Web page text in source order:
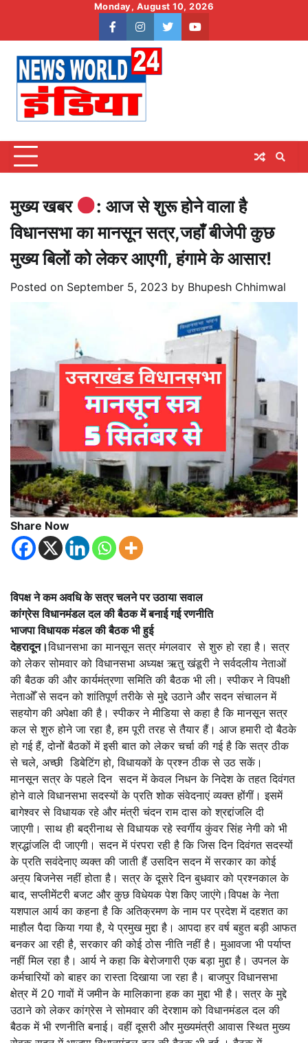
content
Monday, August 10, 2026
facebookinstagram
twitteryoutube
मुख्य खबर
: आज से शुरू होने वाला है
विधानसभा का मानसून सत्र,जहाँ बीजेपी कुछ
मुख्य बिलों को लेकर आएगी, हंगामे के आसार!
Posted on September 5, 2023 by Bhupesh Chhimwal
Share Now
विपक्ष ने कम अवधि के सत्र चलने पर उठाया सवाल
कांग्रेस विधानमंडल दल की बैठक में बनाई गई रणनीति
भाजपा विधायक मंडल की बैठक भी हुई
देहरादून।विधानसभा का मानसून सत्र मंगलवार से शुरु हो रहा है। सत्र
को लेकर सोमवार को विधानसभा अध्यक्ष ऋतु खंडूरी ने सर्वदलीय नेताओं
की बैठक की और कार्यमंत्रणा समिति की बैठक भी ली। स्पीकर ने विपक्षी
नेताओँ से सदन को शांतिपूर्ण तरीके से मुद्दे उठाने और सदन संचालन में
सहयोग की अपेक्षा की है। स्पीकर ने मीडिया से कहा है कि मानसून सत्र
कल से शुरु होने जा रहा है, हम पूरी तरह से तैयार हैं। आज हमारी दो बैठके
हो गई हैं, दोनोें बैठकों में इसी बात को लेकर चर्चा की गई है कि सत्र ठीक
से चले, अच्छी डिबेटिंग हो, विधायकों के प्रश्न ठीक से उठ सकें।
मानसून सत्र के पहले दिन सदन में केवल निधन के निदेश के तहत दिवंगत
होने वाले विधानसभा सदस्यों के प्रति शोक संवेदनाएं व्यक्त होंगीं। इसमें
बागेश्वर से विधायक रहे और मंत्री चंदन राम दास को श्रद्दांजलि दी
जाएगी। साथ ही बद्रीनाथ से विधायक रहे स्वर्गीय कुंवर सिंह नेगी को भी
श्रद्धांजलि दी जाएगी। सदन में पंरपरा रही है कि जिस दिन दिवंगत सदस्यों
के प्रति सवंदेनाए व्यक्त की जाती हैं उसदिन सदन में सरकार का कोई
अऩ्य बिजनेस नहीं होता है। सत्र के दूसरे दिन बुधवार को प्रश्नकाल के
बाद, सप्लीमेंटरी बजट और कुछ विधेयक पेश किए जाएंगे।विपक्ष के नेता
यशपाल आर्य का कहना है कि अतिक्रमण के नाम पर प्रदेश में दहशत का
माहौल पैदा किया गया है, ये प्रमुख मुद्दा है। आपदा हर वर्ष बहुत बड़ी आफत
बनकर आ रही है, सरकार की कोई ठोस नीति नहीं है। मुआवजा भी पर्याप्त
नहीं मिल रहा है। आर्य ने कहा कि बेरोजगारी एक बड़ा मुद्दा है। उपनल के
कर्मचारियों को बाहर का रास्ता दिखाया जा रहा है। बाजपुर विधानसभा
क्षेत्र में 20 गावों में जमीन के मालिकाना हक का मुद्दा भी है। सत्र के मुद्दे
उठाने को लेकर कांग्रेस ने सोमवार की देरशाम को विधानमंडल दल की
बैठक में भी रणनीति बनाई। वहीं दूसरी और मुख्यमंत्री आवास स्थित मुख्य